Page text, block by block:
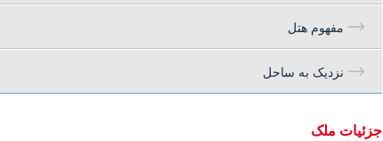
مفهوم هتل
نزدیک به ساحل
جزئیات ملک